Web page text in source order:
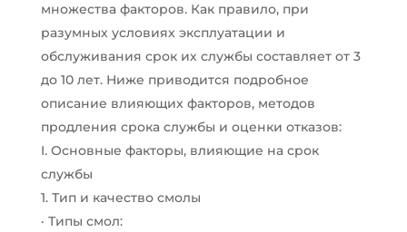
множества факторов. Как правило, при
разумных условиях эксплуатации и
обслуживания срок их службы составляет от 3
до 10 лет. Ниже приводится подробное
описание влияющих факторов, методов
продления срока службы и оценки отказов:
I. Основные факторы, влияющие на срок
службы
1. Тип и качество смолы
· Типы смол: